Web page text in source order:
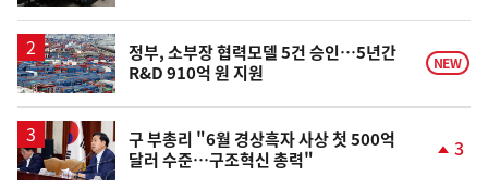
상
승
정부, 소부장 협력모델 5건 승인…5년간
R&D 910억 원 지원
NEW
구 부총리 "6월 경상흑자 사상 첫 500억
달러 수준…구조혁신 총력"
3